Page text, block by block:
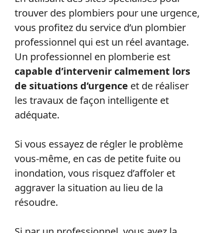
L’atout du service via
Internet
En utilisant des sites spécialisés pour
trouver des plombiers pour une urgence,
vous profitez du service d’un plombier
professionnel qui est un réel avantage.
Un professionnel en plomberie est
capable d’intervenir calmement lors
de situations d’urgence
et de réaliser
les travaux de façon intelligente et
adéquate.
Si vous essayez de régler le problème
inondation, vous risquez d’affoler et